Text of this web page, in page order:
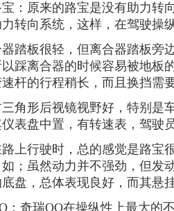
原来的路宝是没有助力转
转向系统，这样，在驾驶操
板很轻，但离合器踏板旁
踩离合器的时候容易被地板
杆的行程稍长，而且换挡需
形后视镜视野好，特别是
表盘中置，有转速表，驾驶
行驶时，总的感觉是路宝
；虽然动力并不强劲，但发
盘，总体表现良好，而其悬
奇瑞QQ在操纵性上最大的